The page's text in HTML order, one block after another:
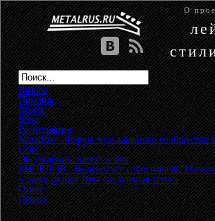
О
Начало
Помощь
Поиск
Вход
Регистрация
MetalRus - Форум музыкального сообщества
Сайт»
Обсуждение постов сайта»
КИПЕЛОВ - Видеоотчёт с Фестиваля
« предыдущая тема следующая тема »
Ответ
Печать